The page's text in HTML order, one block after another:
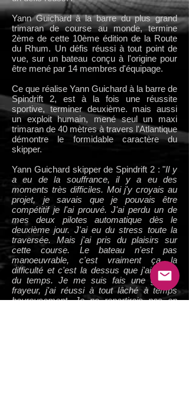
Yann Guichard à la barre du plus grand
trimaran de course au monde, termine
2ème de cette 10ème édition de la Route
du Rhum. Un défis réussi à tout point de
vue, sur un bateau conçu à l'origine pour
être mené par 14 membres d'équipage.
Ce que réalise Yann Guichard à la barre de
Spindrift 2, est à la fois une réussite
sportive, terminer deuxième. mais aussi
un exploit humain, mené seul un maxi
trimaran de 40 mètres à travers l'Atlantique
démontre le formidable caractère du
skipper.
Yann Guichard skipper de Spindrift 2 : "Il y
a eu de la souffrance, il y a eu des
moments très difficiles. Moi j'y croyais au
projet, je savais que je pouvais être
compétitif je l'ai prouvé. J'ai perdu un de
mes deux pilotes automatique dès le
deuxième jour. J'ai eu du stress toute la
traversée. Mais j'ai pris du plaisirs sur
cette course. Le bateau n'est pas
manoeuvrable, c'est vraiment ça la
difficulté et c'est la dessus que j'ai perdu
du temps. Je me suis fais une grosse
frayeur, j'ai réussi à tout lâché à temps
heureusement. Je ne repartirais pas en